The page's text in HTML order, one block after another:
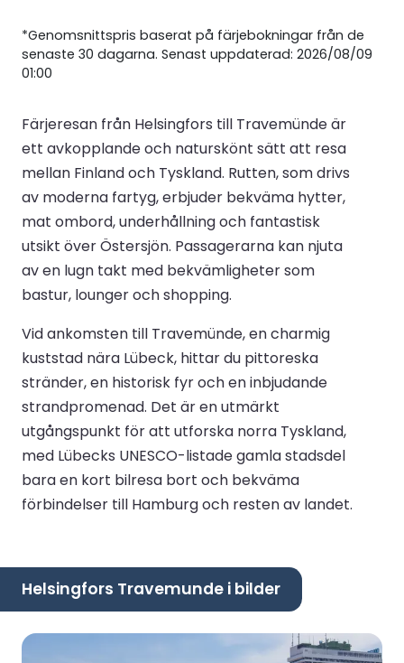
*Genomsnittspris baserat på färjebokningar från de
senaste 30 dagarna. Senast uppdaterad: 2026/08/09
01:00
Färjeresan från Helsingfors till Travemünde är
ett avkopplande och naturskönt sätt att resa
mellan Finland och Tyskland. Rutten, som drivs
av moderna fartyg, erbjuder bekväma hytter,
mat ombord, underhållning och fantastisk
utsikt över Östersjön. Passagerarna kan njuta
av en lugn takt med bekvämligheter som
bastur, lounger och shopping.
Vid ankomsten till Travemünde, en charmig
kuststad nära Lübeck, hittar du pittoreska
stränder, en historisk fyr och en inbjudande
strandpromenad. Det är en utmärkt
utgångspunkt för att utforska norra Tyskland,
med Lübecks UNESCO-listade gamla stadsdel
bara en kort bilresa bort och bekväma
förbindelser till Hamburg och resten av landet.
Helsingfors Travemunde i bilder